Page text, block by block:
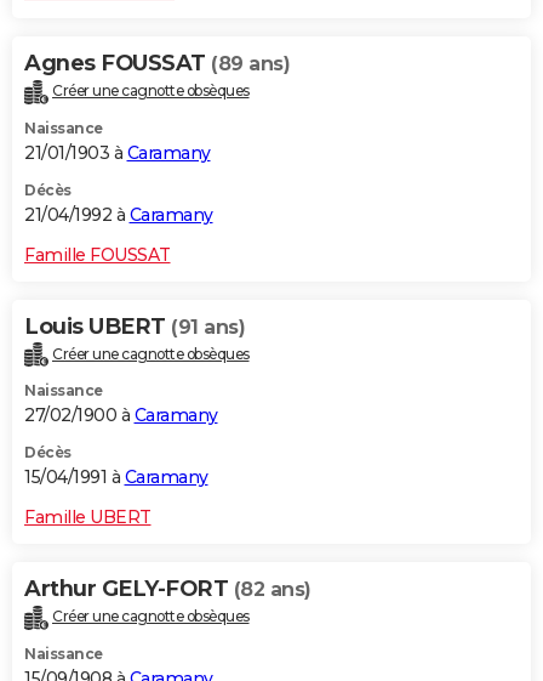
Agnes FOUSSAT (89 ans)
Créer une cagnotte obsèques
Naissance
21/01/1903 à Caramany
Décès
21/04/1992 à Caramany
Famille FOUSSAT
Louis UBERT (91 ans)
Créer une cagnotte obsèques
Naissance
27/02/1900 à Caramany
Décès
15/04/1991 à Caramany
Famille UBERT
Arthur GELY-FORT (82 ans)
Créer une cagnotte obsèques
Naissance